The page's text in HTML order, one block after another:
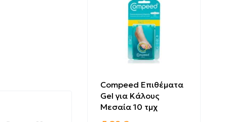
Compeed Επιθέματα
Gel για Κάλους
Μεσαία 10 τμχ